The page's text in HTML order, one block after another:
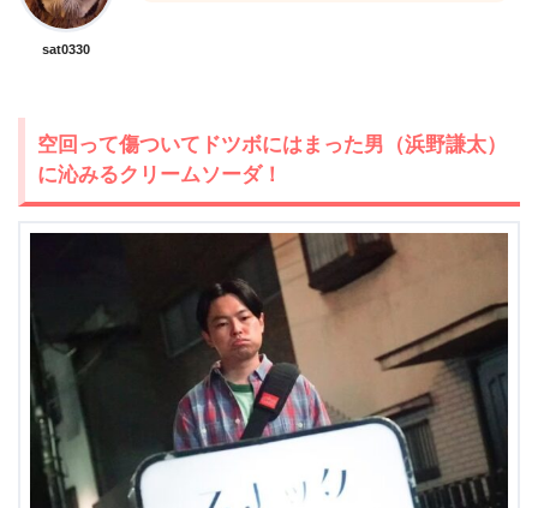
sat0330
空回って傷ついてドツボにはまった男（浜野謙太）
に沁みるクリームソーダ！